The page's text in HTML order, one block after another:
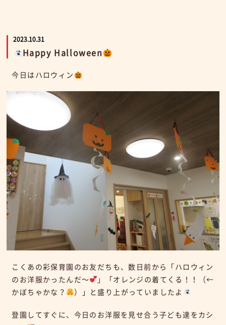
2023.10.31
Happy Halloween
今日はハロウィン
こくあの彩保育園のお友だちも、数日前から「ハロウィン
のお洋服かったんだ～
」「オレンジの着てくる！！（←
かぼちゃかな？
）」と盛り上がっていましたよ
登園してすぐに、今日のお洋服を見せ合う子ども達をカシ